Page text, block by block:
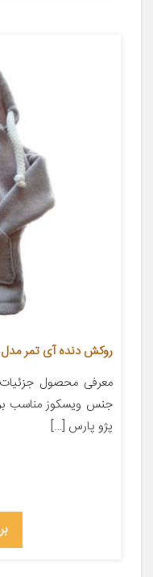
روکش دنده آی تمر مدل
پژو پارس […]